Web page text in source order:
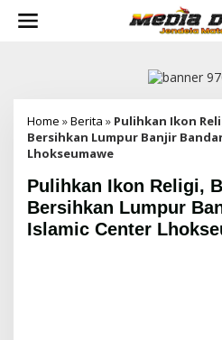
Home »Berita » Pulihkan Ikon
Bersihkan Lumpur Banjir
Lhokseumawe
Pulihkan Ikon Religi,
Bersihkan Lumpur
Islamic Center